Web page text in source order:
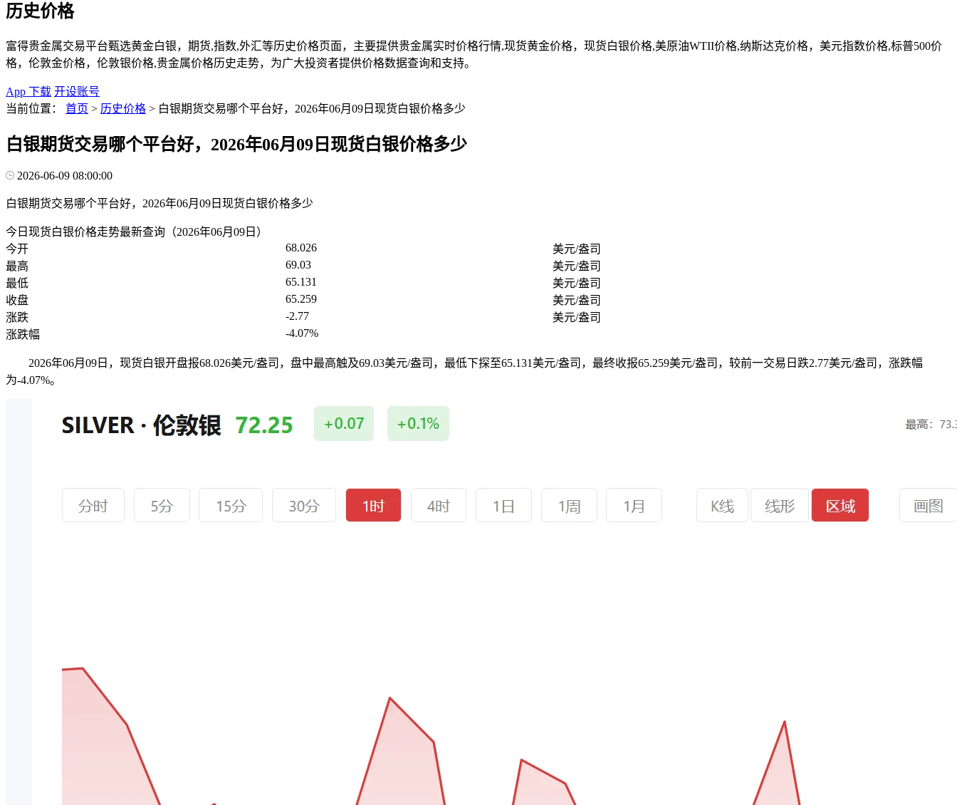
历史价格
富得贵金属交易平台甄选黄金白银，期货,指数,外汇等历史价格页面，主要提供贵金属实时价格行情,现货黄金价格，现货白银价格,美原油WTII价格,纳斯达克价格，美元指数价格,标普500价
格，伦敦金价格，伦敦银价格,贵金属价格历史走势，为广大投资者提供价格数据查询和支持。
App 下载 开设账号
当前位置：
首页 > 历史价格 > 白银期货交易哪个平台好，2026年06月09日现货白银价格多少
白银期货交易哪个平台好，2026年06月09日现货白银价格多少
2026-06-09 08:00:00
白银期货交易哪个平台好，2026年06月09日现货白银价格多少
今日现货白银价格走势最新查询（2026年06月09日）
今开
68.026
美元/盎司
最高
69.03
美元/盎司
最低
65.131
美元/盎司
收盘
65.259
美元/盎司
涨跌
-2.77
美元/盎司
涨跌幅
-4.07%
2026年06月09日，现货白银开盘报68.026美元/盎司，盘中最高触及69.03美元/盎司，最低下探至65.131美元/盎司，最终收报65.259美元/盎司，较前一交易日跌2.77美元/盎司，涨跌幅
为-4.07%。